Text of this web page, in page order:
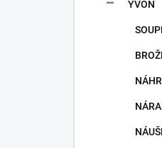
YVON